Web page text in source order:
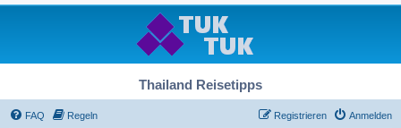
Thailand Reisetipps
FAQ Regeln Anmelden
Registrieren